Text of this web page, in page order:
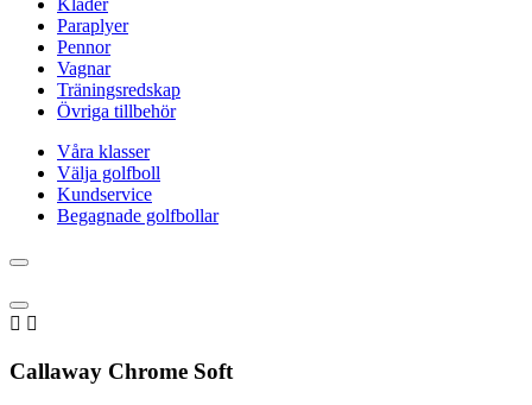
Kläder
Paraplyer
Pennor
Vagnar
Träningsredskap
Övriga tillbehör
Våra klasser
Välja golfboll
Kundservice
Begagnade golfbollar
 
Callaway Chrome Soft